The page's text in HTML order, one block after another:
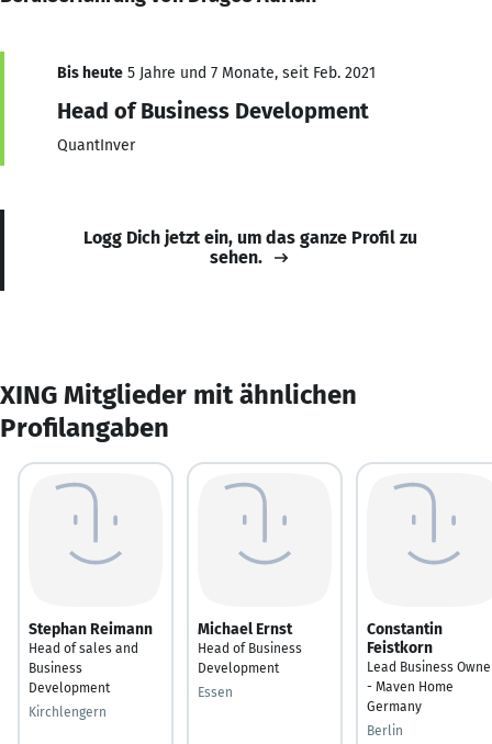
Bis heute 5 Jahre und 7 Monate, seit Feb. 2021
Head of Business Development
QuantInver
Logg Dich jetzt ein, um das ganze Profil zu
sehen.
XING Mitglieder mit ähnlichen
Profilangaben
Stephan Reimann
Head of sales and
Business
Development
Kirchlengern
Michael Ernst
Head of Business
Development
Essen
Constantin
Feistkorn
Lead Business
- Maven Home
Germany
Berlin